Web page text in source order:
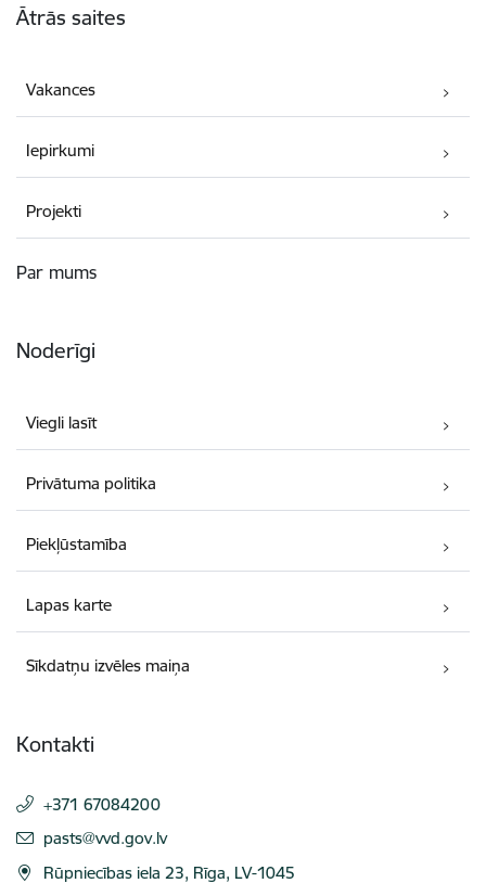
Ātrās saites
Vakances
Iepirkumi
Projekti
Par mums
Noderīgi
Viegli lasīt
Privātuma politika
Piekļūstamība
Lapas karte
Sīkdatņu izvēles maiņa
Kontakti
+371 67084200
E-pasts:
pasts@vvd.gov.lv
Rūpniecības iela 23, Rīga, LV-1045